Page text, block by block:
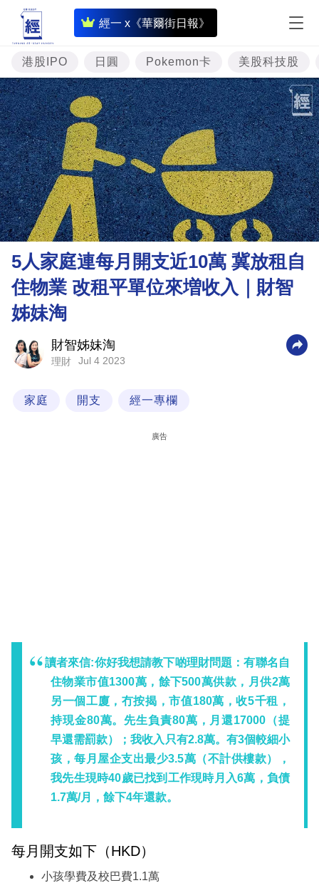
經一 x《華爾街日報》
即
時
財
經
專
題
投
資
樓
市
理
財
商
科
技
場
港股IPO 日圓 Pokemon卡 美股科技股
5人家庭連每月開支近10萬 冀放租自
住物業 改租平單位來増收入｜財智
姊妹淘
財智姊妹淘
理財 Jul 4 2023
家庭 開支 經一專欄
廣告
讀者來信:你好我想請教下啲理財問題：有聯名自
住物業市值1300萬，餘下500萬供款，月供2萬
另一個工廈，冇按揭，市值180萬，收5千租，
持現金80萬。先生負責80萬，月還17000（提
早還需罰款）；我收入只有2.8萬。有3個較細小
孩，每月屋企支出最少3.5萬（不計供樓款），
我先生現時40歲已找到工作現時月入6萬，負債
1.7萬/月，餘下4年還款。
每月開支如下（HKD）
小孩學費及校巴費1.1萬